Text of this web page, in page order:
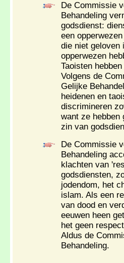
De Commissie
Behandeling
godsdienst:
een
die niet geloven
opperwezen
Taoisten
Volgens de
Gelijke
heidenen en
discrimineren
want ze hebben
zin van
De Commissie
Behandeling
klachten van
godsdiensten,
jodendom, het
islam. Als een
van dood en
eeuwen heen
het geen
Aldus de
Behandeling.